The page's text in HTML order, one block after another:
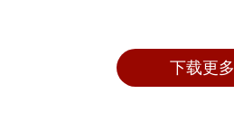
下载更多